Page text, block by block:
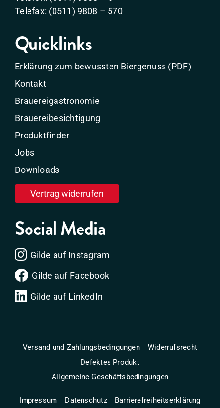
Telefax: (0511) 9808 – 570
Quicklinks
Erklärung zum bewussten Biergenuss (PDF)
Kontakt
Brauereigastronomie
Brauereibesichtigung
Produktfinder
Jobs
Downloads
Vertrag widerrufen
Social Media
Gilde auf Instagram
Gilde auf Facebook
Gilde auf LinkedIn
Versand und Zahlungsbedingungen
Widerrufsrecht
Defektes Produkt
Allgemeine Geschäftsbedingungen
Impressum Datenschutz Barrierefreiheitserklärung